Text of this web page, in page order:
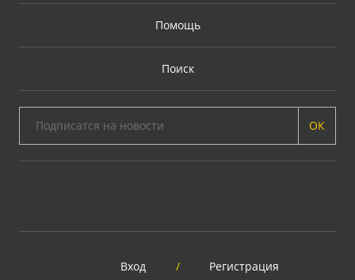
Помощь
Поиск
ОК
Вход / Регистрация